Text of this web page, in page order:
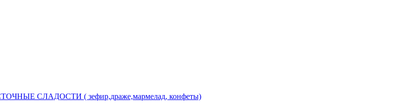
СЛАДОСТИ ( зефир,драже,мармелад, конфеты)